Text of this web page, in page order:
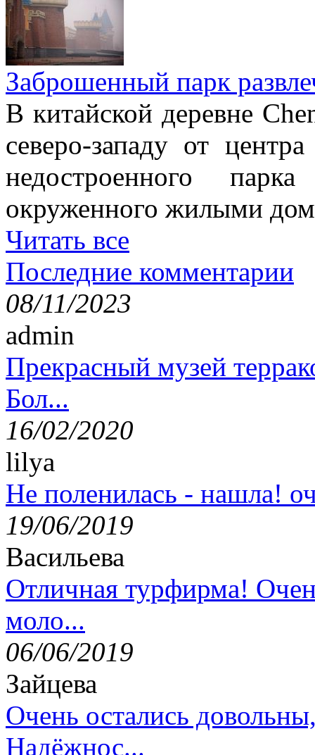
Заброшенный парк
В китайской деревне
северо-западу от
недостроенного
окруженного жилыми
Читать все
Последние комментарии
08/11/2023
admin
Прекрасный музей
Бол...
16/02/2020
lilya
Не поленилась - нашла!
19/06/2019
Васильева
Отличная турфирма!
моло...
06/06/2019
Зайцева
Очень остались
Надёжнос...